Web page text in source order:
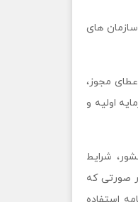
های
مجوز،
اولیه و
شرایط
صورتی که